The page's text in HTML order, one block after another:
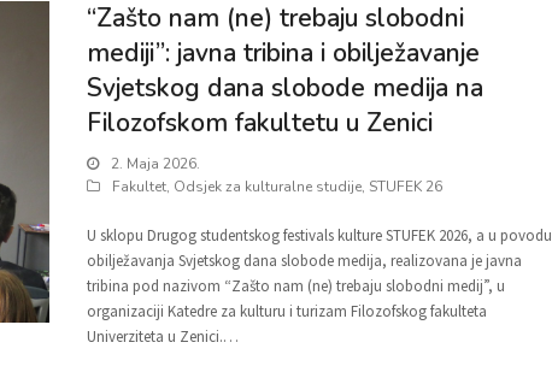
“Zašto nam (ne) trebaju slobodni
mediji”: javna tribina i obilježavanje
Svjetskog dana slobode medija na
Filozofskom fakultetu u Zenici
2. Maja 2026.
Fakultet, Odsjek za kulturalne studije, STUFEK 26
U sklopu Drugog studentskog festivals kulture STUFEK 2026, a u povodu
obilježavanja Svjetskog dana slobode medija, realizovana je javna
tribina pod nazivom “Zašto nam (ne) trebaju slobodni medij”, u
organizaciji Katedre za kulturu i turizam Filozofskog fakulteta
Univerziteta u Zenici.…